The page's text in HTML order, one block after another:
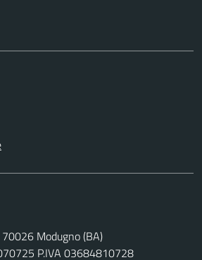
Modugno (BA)
P.IVA 03684810728